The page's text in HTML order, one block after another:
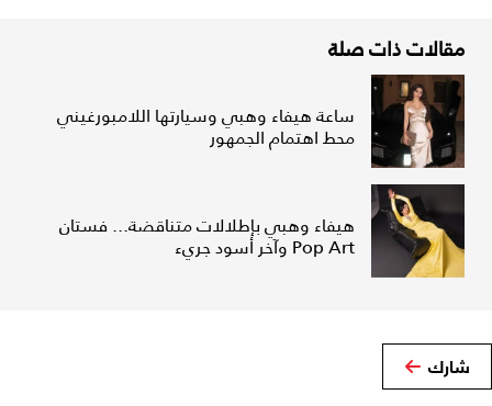
مقالات ذات صلة
ساعة هيفاء وهبي وسيارتها اللامبورغيني
محط اهتمام الجمهور
هيفاء وهبي بإطلالات متناقضة... فستان
Pop Art وآخر أسود جريء
شارك